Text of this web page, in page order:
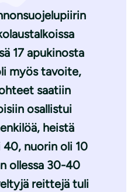
17 apukinosta
myös tavoite,
saatiin
osallistui
heistä
40, nuorin oli 10
ollessa 30-40
reittejä tuli